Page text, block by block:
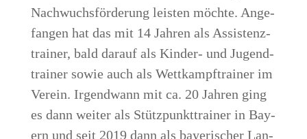
Nach­wuchs­för­de­rung leis­ten möch­te. Ange­
fan­gen hat das mit 14 Jah­ren als Assis­tenz­
trai­ner, bald dar­auf als Kin­der- und Jugend­
trai­ner sowie auch als Wett­kampf­trai­ner im
Ver­ein. Irgend­wann mit ca. 20 Jah­ren ging
es dann wei­ter als Stütz­punkt­trai­ner in Bay­
ern und seit 2019 dann als baye­ri­scher Lan­